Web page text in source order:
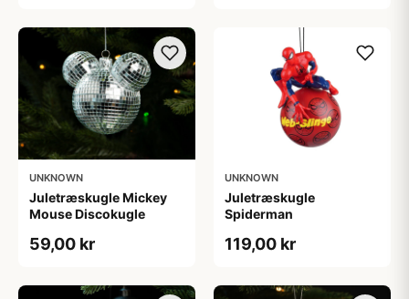
UNKNOWN
Juletræskugle Mickey
Mouse Discokugle
59,00 kr
UNKNOWN
Juletræskugle
Spiderman
119,00 kr